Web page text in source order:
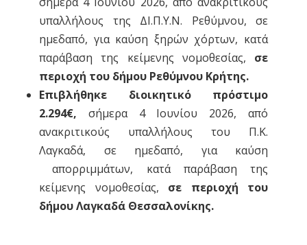
υπαλλήλους της ΔΙ.Π.Υ.Ν. Ρεθύμνου, σε
ημεδαπό, για καύση ξηρών χόρτων, κατά
παράβαση της κείμενης νομοθεσίας, σε
περιοχή του δήμου Ρεθύμνου Κρήτης.
Επιβλήθηκε διοικητικό πρόστιμο
2.294€, σήμερα 4 Ιουνίου 2026, από
ανακριτικούς υπαλλήλους του Π.Κ.
Λαγκαδά, σε ημεδαπό, για καύση
απορριμμάτων, κατά παράβαση της
κείμενης νομοθεσίας, σε περιοχή του
δήμου Λαγκαδά Θεσσαλονίκης.